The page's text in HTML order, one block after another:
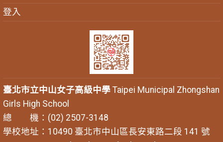
登入
臺北市立中山女子高級中學Taipei Municipal Zhongshan
Girls High School
總 機：(02) 2507-3148
學校地址：10490 臺北市中山區長安東路二段 141 號